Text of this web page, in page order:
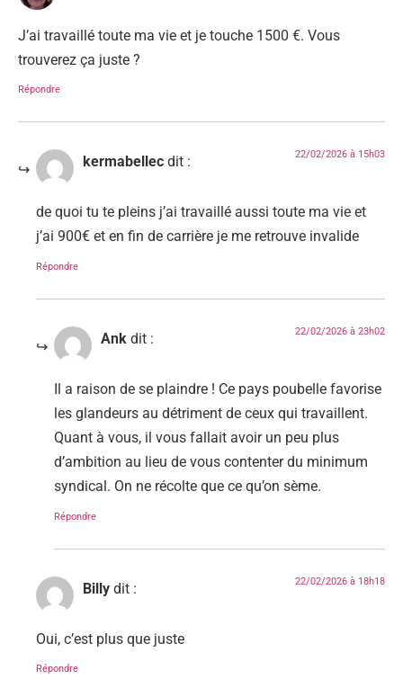
J’ai travaillé toute ma vie et je touche 1500 €. Vous
trouverez ça juste ?
Répondre
kermabellec dit : 22/02/2026 à 15h03
de quoi tu te pleins j’ai travaillé aussi toute ma vie et
j’ai 900€ et en fin de carrière je me retrouve invalide
Répondre
Ank dit : 22/02/2026 à 23h02
Il a raison de se plaindre ! Ce pays poubelle favorise
les glandeurs au détriment de ceux qui travaillent.
Quant à vous, il vous fallait avoir un peu plus
d’ambition au lieu de vous contenter du minimum
syndical. On ne récolte que ce qu’on sème.
Répondre
Billy dit : 22/02/2026 à 18h18
Oui, c’est plus que juste
Répondre